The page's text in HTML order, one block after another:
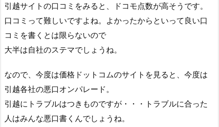
引越サイトの口コミをみると、ドコモ点数が高そうです。
口コミって難しいですよね。よかったからといって良い口
コミを書くとは限らないので
大半は自社のステマでしょうね。
なので、今度は価格ドットコムのサイトを見ると、今度は
引越各社の悪口オンパレード。
引越にトラブルはつきものですが・・・トラブルに合った
人はみんな悪口書くんでしょうね。